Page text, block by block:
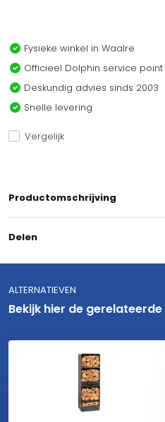
Fysieke winkel in Waalre
Officieel Dolphin service point
Deskundig advies sinds 2003
Snelle levering
Vergelijk
Productomschrijving
Delen
ALTERNATIEVEN
Bekijk hier de